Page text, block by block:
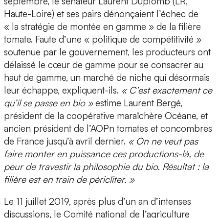
Haute-Loire) et ses pairs dénonçaient l’échec de
« la stratégie de montée en gamme » de la filière
tomate. Faute d’une « politique de compétitivité »
soutenue par le gouvernement, les producteurs ont
délaissé le cœur de gamme pour se consacrer au
haut de gamme, un marché de niche qui désormais
leur échappe, expliquent-ils. « C’est exactement ce
qu’il se passe en bio »estime Laurent Bergé,
président de la coopérative maraîchère Océane, et
ancien président de l’AOPn tomates et concombres
de France jusqu’à avril dernier. « On ne veut pas
faire monter en puissance ces productions-là, de
peur de travestir la philosophie du bio. Résultat : la
filière est en train de péricliter. »
Le 11 juillet 2019, après plus d’un an d’intenses
discussions, le Comité national de l’agriculture